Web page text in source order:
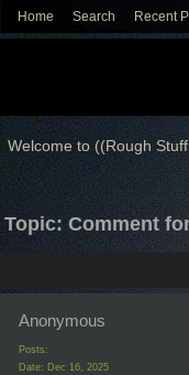
Home Search Recent
Welcome to ((Rough
Topic: Comment
Anonymous
Posts:
Date: Dec 16, 2025